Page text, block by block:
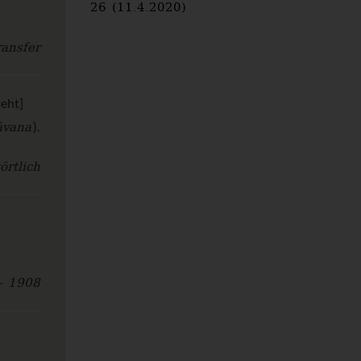
26 (11.4.2020)
).
1908